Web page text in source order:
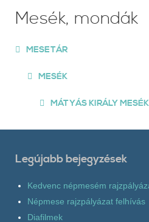
Mesék, mondák
MESETÁR
MESÉK
MÁTYÁS KIRÁLY MESÉK
Legújabb bejegyzések
Kedvenc népmesém
Népmese rajzpályázat felhívás
Diafilmek